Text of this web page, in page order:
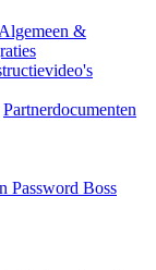
Algemeen &
Partnerdocumenten
Password Boss